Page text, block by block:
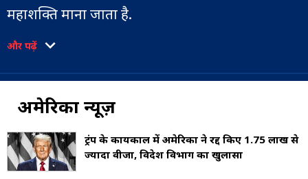
महाशक्ति माना जाता है.
28 फरवरी 2026 को अमेरिका-इजरायल ने ईरान पर
हमला कर दिया. हालांकि पूर्ण पैमाने के युद्ध की
आधिकारिक घोषणा नहीं हुई है, लेकिन क्षेत्रीय टकराव और
(US, Israel attack on Iran).
और पढ़ें
अमेरिका न्यूज़
ट्रंप के कार्यकाल में अमेरिका ने रद्द किए 1.75 लाख से
ज्यादा वीजा, विदेश विभाग का खुलासा